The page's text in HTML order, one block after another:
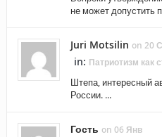
не может допустить
Juri Motsilin on 20
in: Патриотизм как
Штепа, интересный
России. ...
Гость on 06 Янв